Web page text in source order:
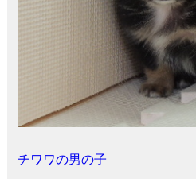
チワワの男の子